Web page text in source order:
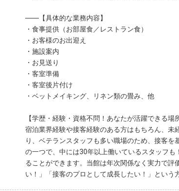
――【具体的な業務内容】
・食事提供（お部屋食／レストラン食）
・お客様のお出迎え
・施設案内
・お見送り
・客室準備
・客室後片付け
・ベットメイキング、リネン類の畳み、他
【学歴・経験・資格不問！あなたが活躍できる場
宿泊業界経験や接客経験のある方はもちろん、
り、ベテランスタッフも多い職場のため、接客
の一つで、中には30年以上働いているスタッフ
ることができます。当館は年次関係なく実力で
い！」「接客のプロとして成長したい！」という